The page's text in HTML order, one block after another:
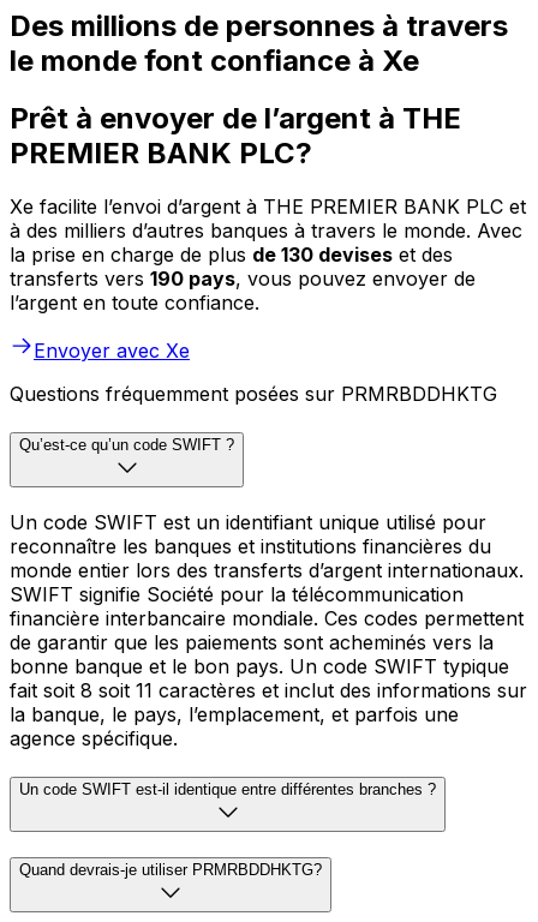
Des millions de personnes à travers
le monde font confiance à Xe
Prêt à envoyer de l’argent à THE
PREMIER BANK PLC?
Xe facilite l’envoi d’argent à THE PREMIER BANK PLC et
à des milliers d’autres banques à travers le monde. Avec
la prise en charge de plus de 130 devises et des
transferts vers 190 pays, vous pouvez envoyer de
l’argent en toute confiance.
Envoyer avec Xe
Questions fréquemment posées sur PRMRBDDHKTG
Qu’est-ce qu’un code SWIFT ?
Un code SWIFT est un identifiant unique utilisé pour
reconnaître les banques et institutions financières du
monde entier lors des transferts d’argent internationaux.
SWIFT signifie Société pour la télécommunication
financière interbancaire mondiale. Ces codes permettent
de garantir que les paiements sont acheminés vers la
bonne banque et le bon pays. Un code SWIFT typique
fait soit 8 soit 11 caractères et inclut des informations sur
la banque, le pays, l’emplacement, et parfois une
agence spécifique.
Un code SWIFT est-il identique entre différentes branches ?
Quand devrais-je utiliser PRMRBDDHKTG?